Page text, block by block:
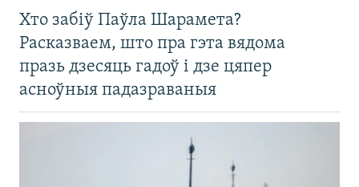
Хто забіў Паўла Шарамета?
Расказваем, што пра гэта вядома
празь дзесяць гадоў і дзе цяпер
асноўныя падазраваныя